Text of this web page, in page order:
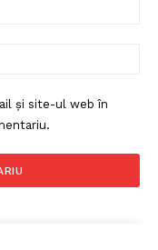
și site-ul web în